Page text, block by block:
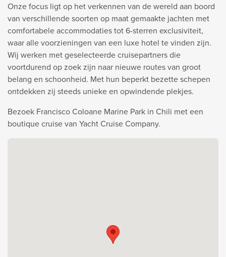
Onze focus ligt op het verkennen van de wereld aan boord
van verschillende soorten op maat gemaakte jachten met
comfortabele accommodaties tot 6-sterren exclusiviteit,
waar alle voorzieningen van een luxe hotel te vinden zijn.
Wij werken met geselecteerde cruisepartners die
voortdurend op zoek zijn naar nieuwe routes van groot
belang en schoonheid. Met hun beperkt bezette schepen
ontdekken zij steeds unieke en opwindende plekjes.
Bezoek Francisco Coloane Marine Park in Chili met een
boutique cruise van Yacht Cruise Company.